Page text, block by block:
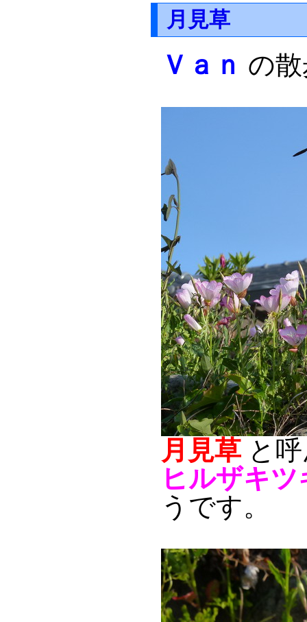
月見草
Ｖａｎ の
月見草 と
ヒルザキ
うです。